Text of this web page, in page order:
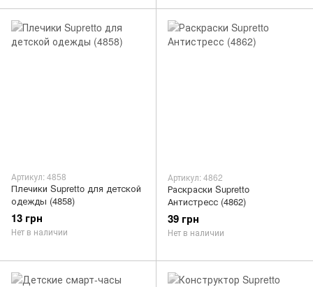
Артикул: 4858
Плечики Supretto для детской
одежды (4858)
13 грн
Нет в наличии
Артикул: 4862
Раскраски Supretto
Антистресс (4862)
39 грн
Нет в наличии